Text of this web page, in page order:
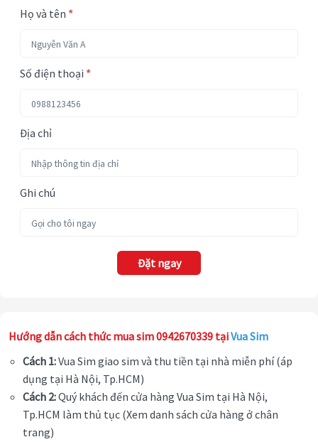
Họ và tên *
Số điện thoại *
Địa chỉ
Ghi chú
Đặt ngay
Hướng dẫn cách thức mua sim 0942670339 tạiVua Sim
Cách 1:Vua Sim giao sim và thu tiền tại nhà miễn phí (áp
dụng tại Hà Nội, Tp.HCM)
Cách 2:Quý khách đến cửa hàng Vua Sim tại Hà Nội,
Tp.HCM làm thủ tục (Xem danh sách cửa hàng ở chân
trang)